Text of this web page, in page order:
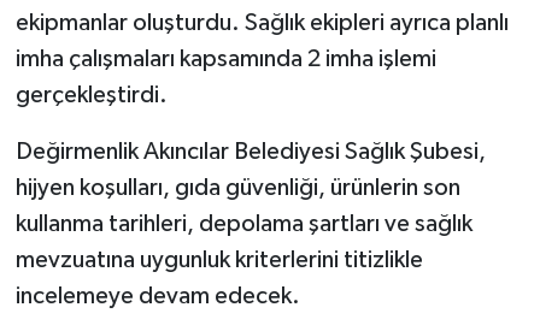
ekipmanlar oluşturdu. Sağlık ekipleri ayrıca planlı
imha çalışmaları kapsamında 2 imha işlemi
gerçekleştirdi.
Değirmenlik Akıncılar Belediyesi Sağlık Şubesi,
hijyen koşulları, gıda güvenliği, ürünlerin son
kullanma tarihleri, depolama şartları ve sağlık
mevzuatına uygunluk kriterlerini titizlikle
incelemeye devam edecek.